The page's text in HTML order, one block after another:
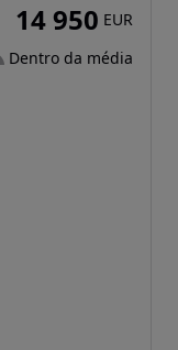
14 950 EUR
Dentro da média